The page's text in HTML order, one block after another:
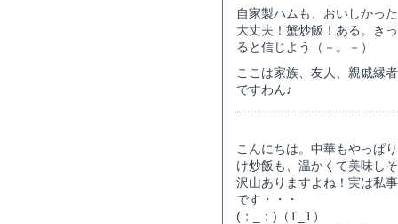
自家製ハムも、おいしかっ
大丈夫！蟹炒飯！ある。き
ると信じよう（－。－）
ここは家族、友人、親戚縁
ですわん♪
こんにちは。中華もやっぱ
け炒飯も、温かくて美味し
沢山ありますよね！実は私
です・・・
(；_；)（T_T）